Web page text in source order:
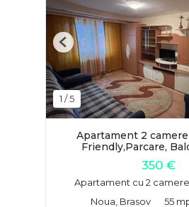
1 /5
Previous
Apartament 2
Friendly,Parcare,
350 €
Apartament cu 2
Noua, Brasov
55